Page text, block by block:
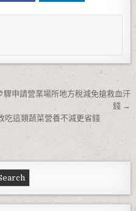
申請營業場所地方稅減免搶救血汗
錢 →
吃這類蔬菜營養不減更省錢